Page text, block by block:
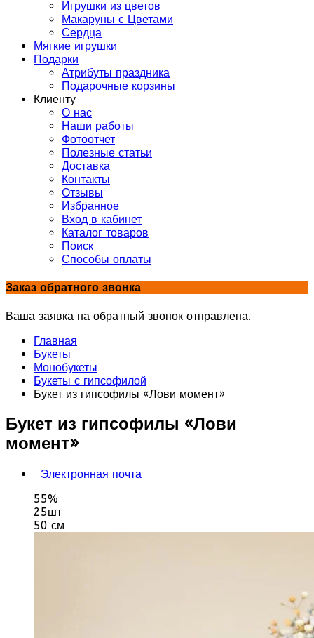
Игрушки из цветов
Макаруны с Цветами
Сердца
Мягкие игрушки
Подарки
Атрибуты праздника
Подарочные корзины
Клиенту
О нас
Наши работы
Фотоотчет
Полезные статьи
Доставка
Контакты
Отзывы
Избранное
Вход в кабинет
Каталог товаров
Поиск
Способы оплаты
Заказ обратного звонка
Ваша заявка на обратный звонок отправлена.
Главная
Букеты
Монобукеты
Букеты с гипсофилой
Букет из гипсофилы «Лови момент»
Букет из гипсофилы «Лови
момент»
Электронная почта
55%
25шт
50 см